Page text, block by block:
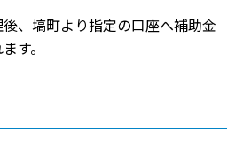
、塙町より指定の口座へ補助金
す。